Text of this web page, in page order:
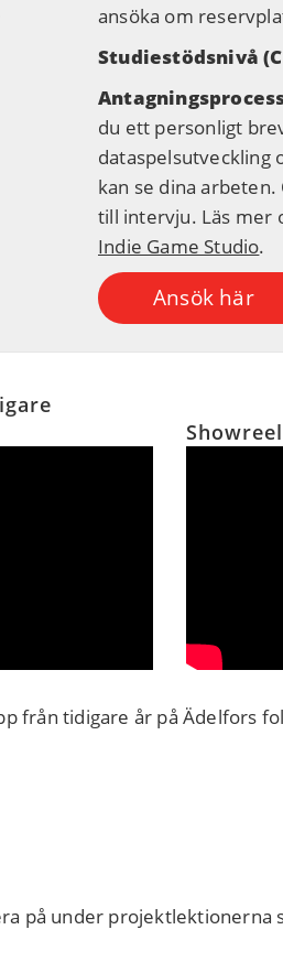
ansöka om
Studiestödsnivå
du ett personligt
dataspelsutveckling
kan se dina
till intervju. Läs mer
Indie Game Studio.
Ansök här
Showreel
från tidigare år på Ädelfors
på under projektlektionerna